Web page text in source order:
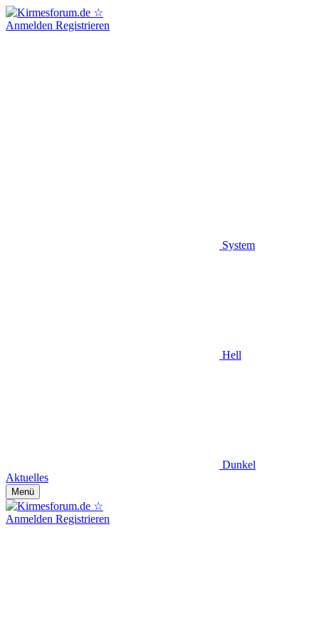
Anmelden Registrieren
System
Hell
Dunkel
Aktuelles
Menü
Anmelden Registrieren